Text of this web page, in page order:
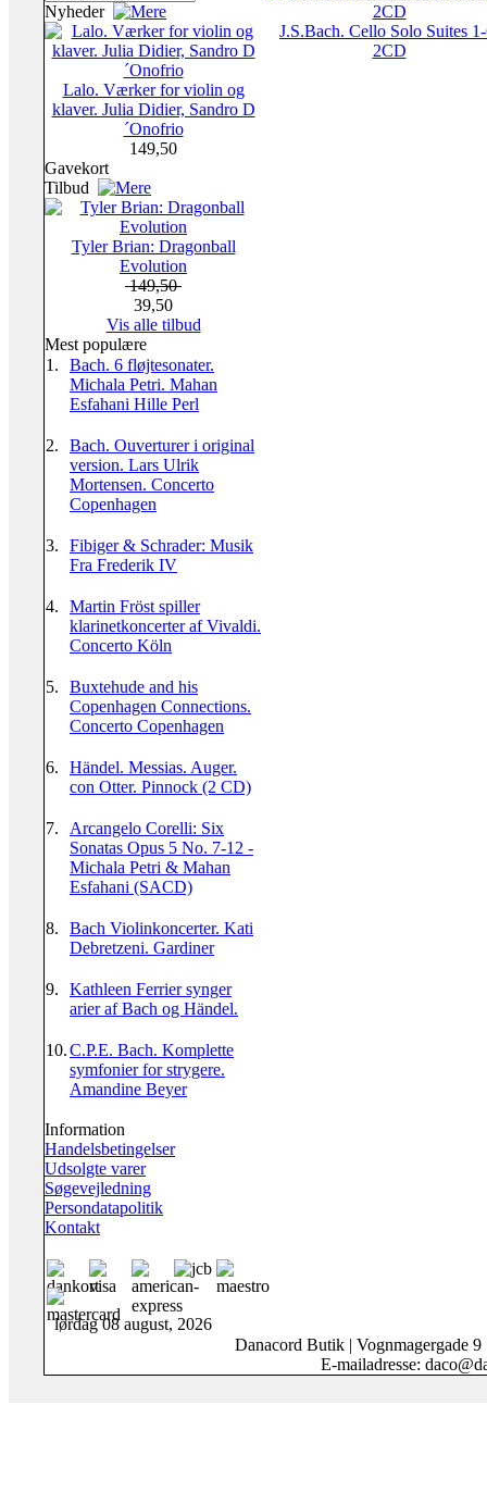
Nyheder
Lalo. Værker for violin og
klaver. Julia Didier, Sandro D
´Onofrio
149,50
Gavekort
Tilbud
Tyler Brian: Dragonball
Evolution
149,50
39,50
Vis alle tilbud
Mest populære
1.
Bach. 6 fløjtesonater.
Michala Petri. Mahan
Esfahani Hille Perl
2.
Bach. Ouverturer i original
version. Lars Ulrik
Mortensen. Concerto
Copenhagen
3.
Fibiger & Schrader: Musik
Fra Frederik IV
4.
Martin Fröst spiller
klarinetkoncerter af Vivaldi.
Concerto Köln
5.
Buxtehude and his
Copenhagen Connections.
Concerto Copenhagen
6.
Händel. Messias. Auger.
con Otter. Pinnock (2 CD)
7.
Arcangelo Corelli: Six
Sonatas Opus 5 No. 7-12 -
Michala Petri & Mahan
Esfahani (SACD)
8.
Bach Violinkoncerter. Kati
Debretzeni. Gardiner
9.
Kathleen Ferrier synger
arier af Bach og Händel.
10.C.P.E. Bach. Komplette
symfonier for strygere.
Amandine Beyer
Information
Handelsbetingelser
Udsolgte varer
Søgevejledning
Persondatapolitik
Kontakt
J.S.Bach. Cello Solo Suites
2CD
lørdag 08 august, 2026
Danacord Butik | Vognmagergade
E-mailadresse: